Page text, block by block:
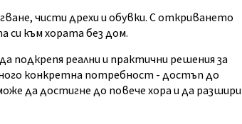
чисти дрехи и обувки. С откриването
си към хората без дом.
подкрепя реални и практични решения за
конкретна потребност - достъп до
да достигне до повече хора и да разшири